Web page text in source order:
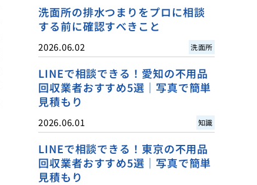
洗面所の排水つまりをプロに相談
する前に確認すべきこと
2026.06.02 洗面所
LINEで相談できる！愛知の不用品
回収業者おすすめ5選｜写真で簡単
見積もり
2026.06.01 知識
LINEで相談できる！東京の不用品
回収業者おすすめ5選｜写真で簡単
見積もり